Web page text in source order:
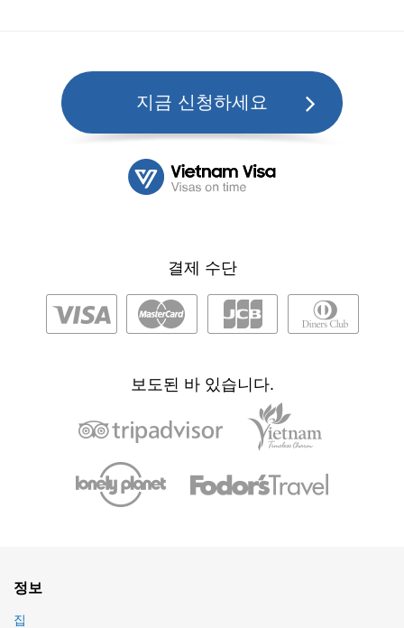
지금 신청하세요
결제 수단
보도된 바 있습니다.
정보
집